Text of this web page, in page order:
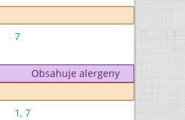
7
Obsahuje alergeny
1, 7